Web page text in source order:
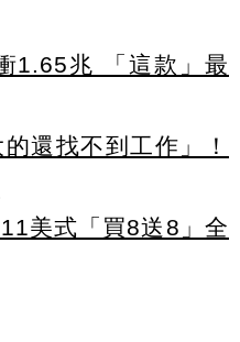
1.65兆 「這款」最
還找不到工作」！
美式「買8送8」全